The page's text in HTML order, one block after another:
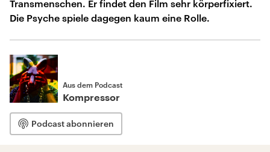
Transmenschen. Er findet den Film sehr körperfixiert.
Die Psyche spiele dagegen kaum eine Rolle.
Aus dem Podcast
Kompressor
Podcast abonnieren